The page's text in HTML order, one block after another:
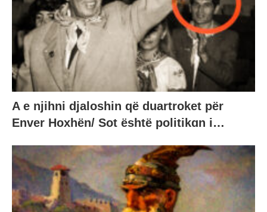
A e njihni djaloshin që duartroket për
Enver Hoxhën/ Sot është politikɑn i…